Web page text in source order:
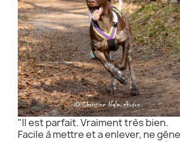
"Il est parfait. Vraiment très bien.
Facile à mettre et a enlever, ne